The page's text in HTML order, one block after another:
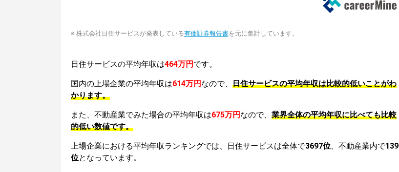
※ 株式会社日住サービスが発表している有価証券報告書を元に集計しています。
日住サービスの平均年収は464万円 です。
国内の上場企業の平均年収は614万円 なので、 日住サービスの平均年収は比較的低いことがわ
かります。
また、不動産業でみた場合の平均年収は675万円 なので、 業界全体の平均年収に比べても比較
的低い数値です。
上場企業における平均年収ランキングでは、日住サービスは全体で3697位、不動産業内で139
位となっています。